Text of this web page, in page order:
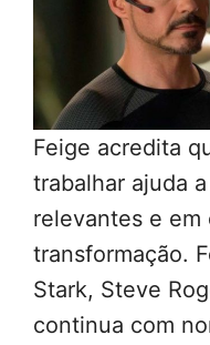
Feige acredita
trabalhar ajuda
relevantes e em
transformação.
Stark, Steve
continua com